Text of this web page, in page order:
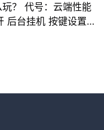
？ 代号：云端性能
后台挂机 按键设置